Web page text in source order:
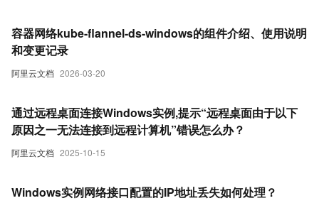
阿里云文档 2026-03-20
容器网络kube-flannel-ds-windows的组件介绍、使用说明
和变更记录
阿里云文档 2025-10-15
通过远程桌面连接Windows实例,提示“远程桌面由于以下
原因之一无法连接到远程计算机”错误怎么办？
Windows实例网络接口配置的IP地址丢失如何处理？